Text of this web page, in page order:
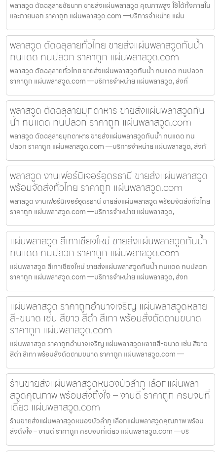
พลาสวูด ตัดฉลุลายชัยนาท ขายส่งแผ่นพลาสวูด คุณภาพสูง ใช้ได้ทั้งภายใน
และภายนอก ราคาถูก แผ่นพลาสวูด.com —บริการจำหน่าย แผ่น
พลาสวูด ตัดฉลุลายทั่วไทย ขายส่งแผ่นพลาสวูดกันน้ำ
ทนแดด ทนปลวก ราคาถูก แผ่นพลาสวูด.com
พลาสวูด ตัดฉลุลายทั่วไทย ขายส่งแผ่นพลาสวูดกันน้ำ ทนแดด ทนปลวก
ราคาถูก แผ่นพลาสวูด.com —บริการจำหน่าย แผ่นพลาสวูด, ส่งทั่
พลาสวูด ตัดฉลุลายมุกดาหาร ขายส่งแผ่นพลาสวูดกัน
น้ำ ทนแดด ทนปลวก ราคาถูก แผ่นพลาสวูด.com
พลาสวูด ตัดฉลุลายมุกดาหาร ขายส่งแผ่นพลาสวูดกันน้ำ ทนแดด ทน
ปลวก ราคาถูก แผ่นพลาสวูด.com —บริการจำหน่าย แผ่นพลาสวูด, ส่งทั
พลาสวูด งานเฟอร์นิเจอร์อุดรธานี ขายส่งแผ่นพลาสวูด
พร้อมจัดส่งทั่วไทย ราคาถูก แผ่นพลาสวูด.com
พลาสวูด งานเฟอร์นิเจอร์อุดรธานี ขายส่งแผ่นพลาสวูด พร้อมจัดส่งทั่วไทย
ราคาถูก แผ่นพลาสวูด.com —บริการจำหน่าย แผ่นพลาสวูด,
แผ่นพลาสวูด สีเทาเชียงใหม่ ขายส่งแผ่นพลาสวูดกันน้ำ
ทนแดด ทนปลวก ราคาถูก แผ่นพลาสวูด.com
แผ่นพลาสวูด สีเทาเชียงใหม่ ขายส่งแผ่นพลาสวูดกันน้ำ ทนแดด ทนปลวก
ราคาถูก แผ่นพลาสวูด.com —บริการจำหน่าย แผ่นพลาสวูด, ส่งท
แผ่นพลาสวูด ราคาถูกอำนาจเจริญ แผ่นพลาสวูดหลาย
สี-ขนาด เช่น สีขาว สีดำ สีเทา พร้อมสั่งตัดตามขนาด
ราคาถูก แผ่นพลาสวูด.com
แผ่นพลาสวูด ราคาถูกอำนาจเจริญ แผ่นพลาสวูดหลายสี-ขนาด เช่น สีขาว
สีดำ สีเทา พร้อมสั่งตัดตามขนาด ราคาถูก แผ่นพลาสวูด.com —
ร้านขายส่งแผ่นพลาสวูดหนองบัวลำภู เลือกแผ่นพลา
สวูดคุณภาพ พร้อมส่งถึงใจ – งานดี ราคาถูก ครบจบที่
เดียว แผ่นพลาสวูด.com
ร้านขายส่งแผ่นพลาสวูดหนองบัวลำภู เลือกแผ่นพลาสวูดคุณภาพ พร้อม
ส่งถึงใจ – งานดี ราคาถูก ครบจบที่เดียว แผ่นพลาสวูด.com —บริ